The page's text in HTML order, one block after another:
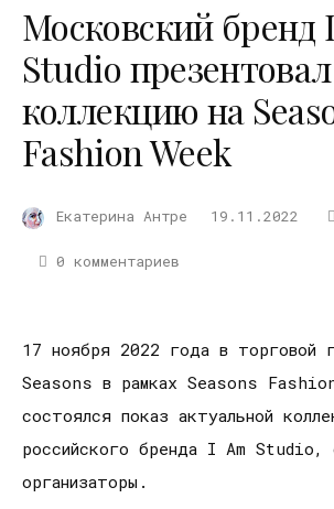
Московский бренд
Studio презентовал
коллекцию на
Fashion Week
Екатерина Антре 19.11.2022
0 комментариев
17 ноября 2022 года в торговой
Seasons в рамках Seasons
состоялся показ актуальной
российского бренда I Am Studio,
организаторы.